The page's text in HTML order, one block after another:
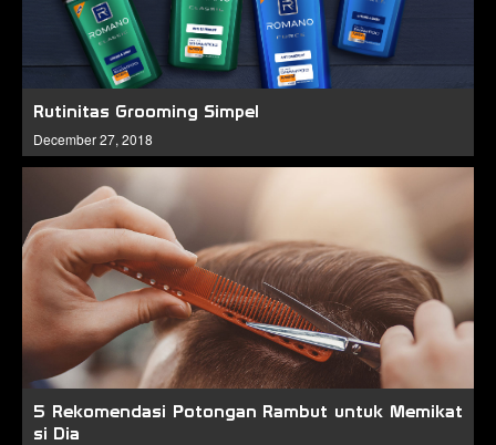
Rutinitas Grooming Simpel
December 27, 2018
5 Rekomendasi Potongan Rambut untuk Memikat
si Dia